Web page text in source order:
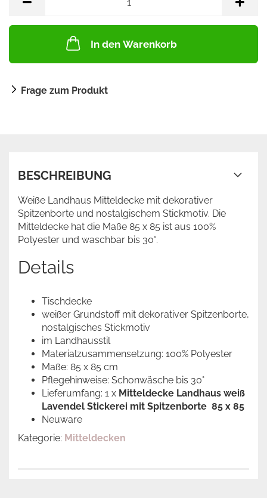
In den Warenkorb
Frage zum Produkt
BESCHREIBUNG
Weiße Landhaus Mitteldecke mit dekorativer
Spitzenborte und nostalgischem Stickmotiv. Die
Mitteldecke hat die Maße 85 x 85 ist aus 100%
Polyester und waschbar bis 30°.
Details
Tischdecke
weißer Grundstoff mit dekorativer Spitzenborte,
nostalgisches Stickmotiv
im Landhausstil
Materialzusammensetzung: 100% Polyester
Maße: 85 x 85 cm
Pflegehinweise: Schonwäsche bis 30°
Lieferumfang: 1 x Mitteldecke Landhaus weiß
Lavendel Stickerei mit Spitzenborte 85 x 85
Neuware
Kategorie: Mitteldecken